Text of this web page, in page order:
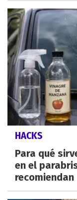
HACKS
Para qué
en el
recomiendan